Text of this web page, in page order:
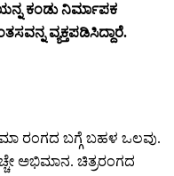
ಕಂಡು ನಿರ್ಮಾಪಕ
ವ್ಯಕ್ತಪಡಿಸಿದ್ದಾರೆ.
ರಂಗದ ಬಗ್ಗೆ ಬಹಳ ಒಲವು.
ಅಭಿಮಾನ. ಚಿತ್ರರಂಗದ